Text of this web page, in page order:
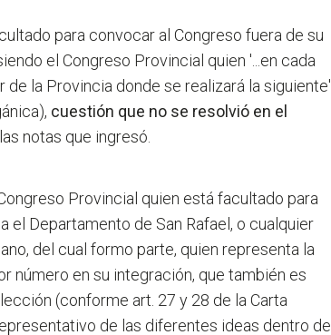
para convocar al Congreso fuera de su
el Congreso Provincial quien '...en cada
la Provincia donde se realizará la siguiente'.
cuestión que no se resolvió en el
notas que ingresó.
Provincial quien está facultado para
el Departamento de San Rafael, o cualquier
del cual formo parte, quien representa la
número en su integración, que también es
(conforme art. 27 y 28 de la Carta
de las diferentes ideas dentro de